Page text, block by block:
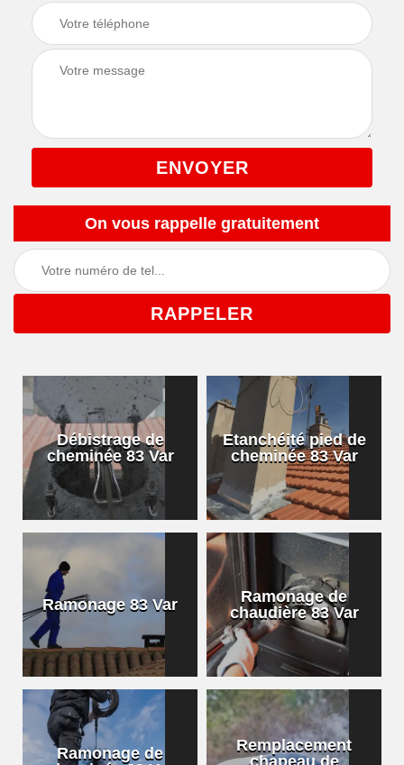
On vous rappelle gratuitement
Débistrage de
cheminée 83 Var
Etanchéité pied de
cheminée 83 Var
Ramonage 83 Var
Ramonage de
chaudière 83 Var
Ramonage de
Remplacement
chapeau de